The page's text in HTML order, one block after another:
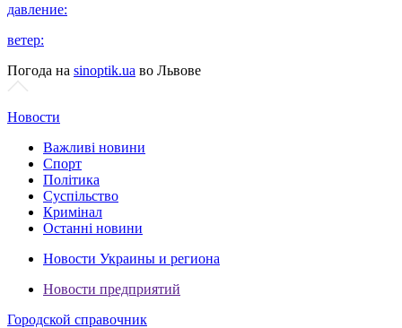
давление:
ветер:
Погода на sinoptik.ua во Львове
Новости
Важливі новини
Спорт
Політика
Суспільство
Кримінал
Останні новини
Новости Украины и региона
Новости предприятий
Городской справочник